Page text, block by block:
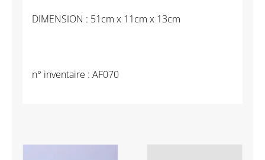
DIMENSION : 51cm x 11cm x 13cm
n° inventaire : AF070